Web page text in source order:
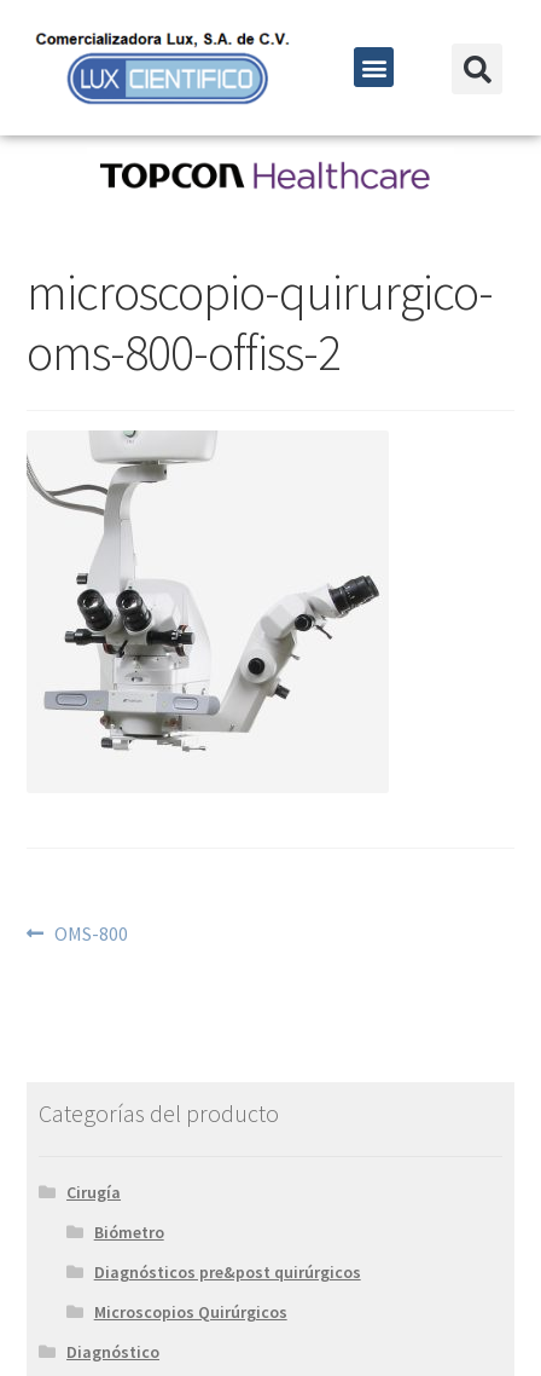
microscopio-quirurgico-
oms-800-offiss-2
OMS-800
Categorías del producto
Cirugía
Biómetro
Diagnósticos pre&post quirúrgicos
Microscopios Quirúrgicos
Diagnóstico